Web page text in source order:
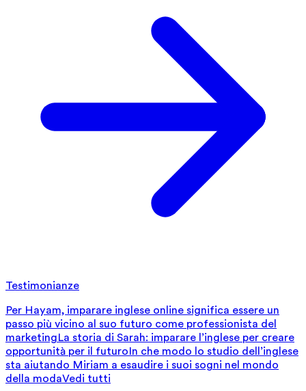
Testimonianze
Per Hayam, imparare inglese online significa essere un
passo più vicino al suo futuro come professionista del
marketingLa storia di Sarah: imparare l’inglese per creare
opportunità per il futuroIn che modo lo studio dell’inglese
sta aiutando Miriam a esaudire i suoi sogni nel mondo
della modaVedi tutti